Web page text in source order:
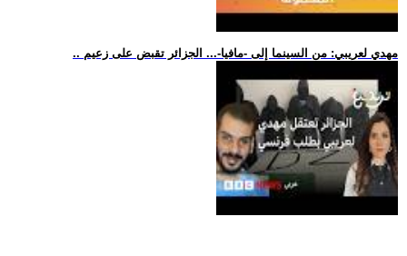
.. مهدي لعريبي: من السينما إلى -مافيا-... الجزائر تقبض على زعيم